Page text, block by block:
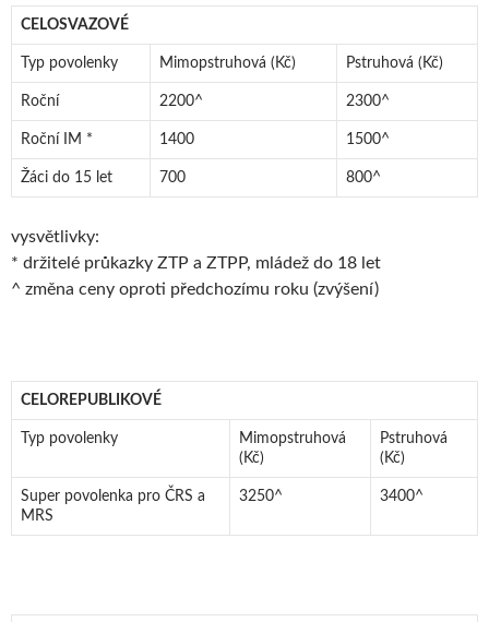
CELOSVAZOVÉ
Typ povolenky Mimopstruhová (Kč) Pstruhová (Kč)
Roční 2200^ 2300^
Roční IM * 1400 1500^
Žáci do 15 let 700 800^
vysvětlivky:
* držitelé průkazky ZTP a ZTPP, mládež do 18 let
^ změna ceny oproti předchozímu roku (zvýšení)
CELOREPUBLIKOVÉ
Typ povolenky
Mimopstruhová
(Kč)
Pstruhová
(Kč)
Super povolenka pro ČRS a
MRS
3250^ 3400^